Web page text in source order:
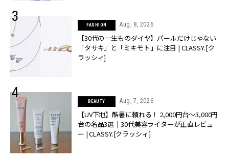
FASHION Aug, 8, 2026
【30代の一生ものダイヤ】パールだけじゃない
「タサキ」と「ミキモト」に注目 | CLASSY.[ク
ラッシィ]
BEAUTY Aug, 7, 2026
【UV下地】酷暑に頼れる！ 2,000円台〜3,000円
台の名品3選｜30代美容ライターが正直レビュ
ー | CLASSY.[クラッシィ]